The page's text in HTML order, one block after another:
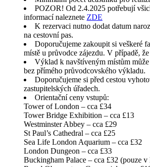
POZOR! Od 2.4.2025 potřebují
informací naleznete ZDE
K rezervaci nutno dodat datum
na cestovní pas.
Doporučujeme zakoupit si veškeré
místě u průvodce zájezdu. V případě,
Výklad k navštíveným místům
bez přímého průvodcovského výkladu.
Doporučujeme si před cestou
zastupitelských úřadech.
Orientační ceny vstupů:
Tower of London – cca £34
Tower Bridge Exhibition – cca £13
Westminster Abbey – cca £29
St Paul’s Cathedral – cca £25
Sea Life London Aquarium – cca £32
London Dungeon – cca £33
Buckingham Palace – cca £32 (pouze v